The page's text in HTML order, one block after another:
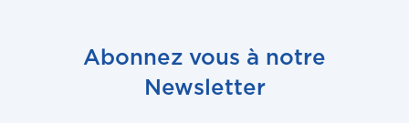
Abonnez vous à notre
Newsletter